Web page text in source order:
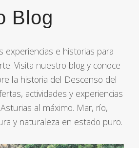
Blog
experiencias e historias para
Visita nuestro blog y conoce
la historia del Descenso del
actividades y experiencias
al máximo. Mar, río,
y naturaleza en estado puro.